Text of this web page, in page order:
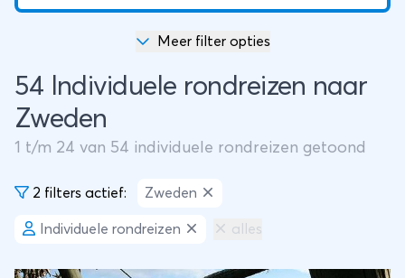
Meer filter opties
54 Individuele rondreizen naar
Zweden
1 t/m 24 van 54 individuele rondreizen getoond
2 filters actief: Zweden
Individuele rondreizen alles